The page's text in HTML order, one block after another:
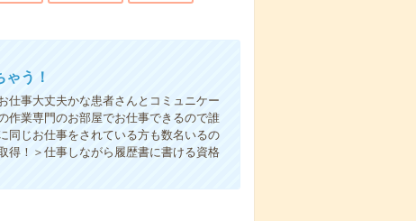
う！
仕事大丈夫かな患者さんとコミュニケー
作業専門のお部屋でお仕事できるので誰
同じお仕事をされている方も数名いるの
得！＞仕事しながら履歴書に書ける資格